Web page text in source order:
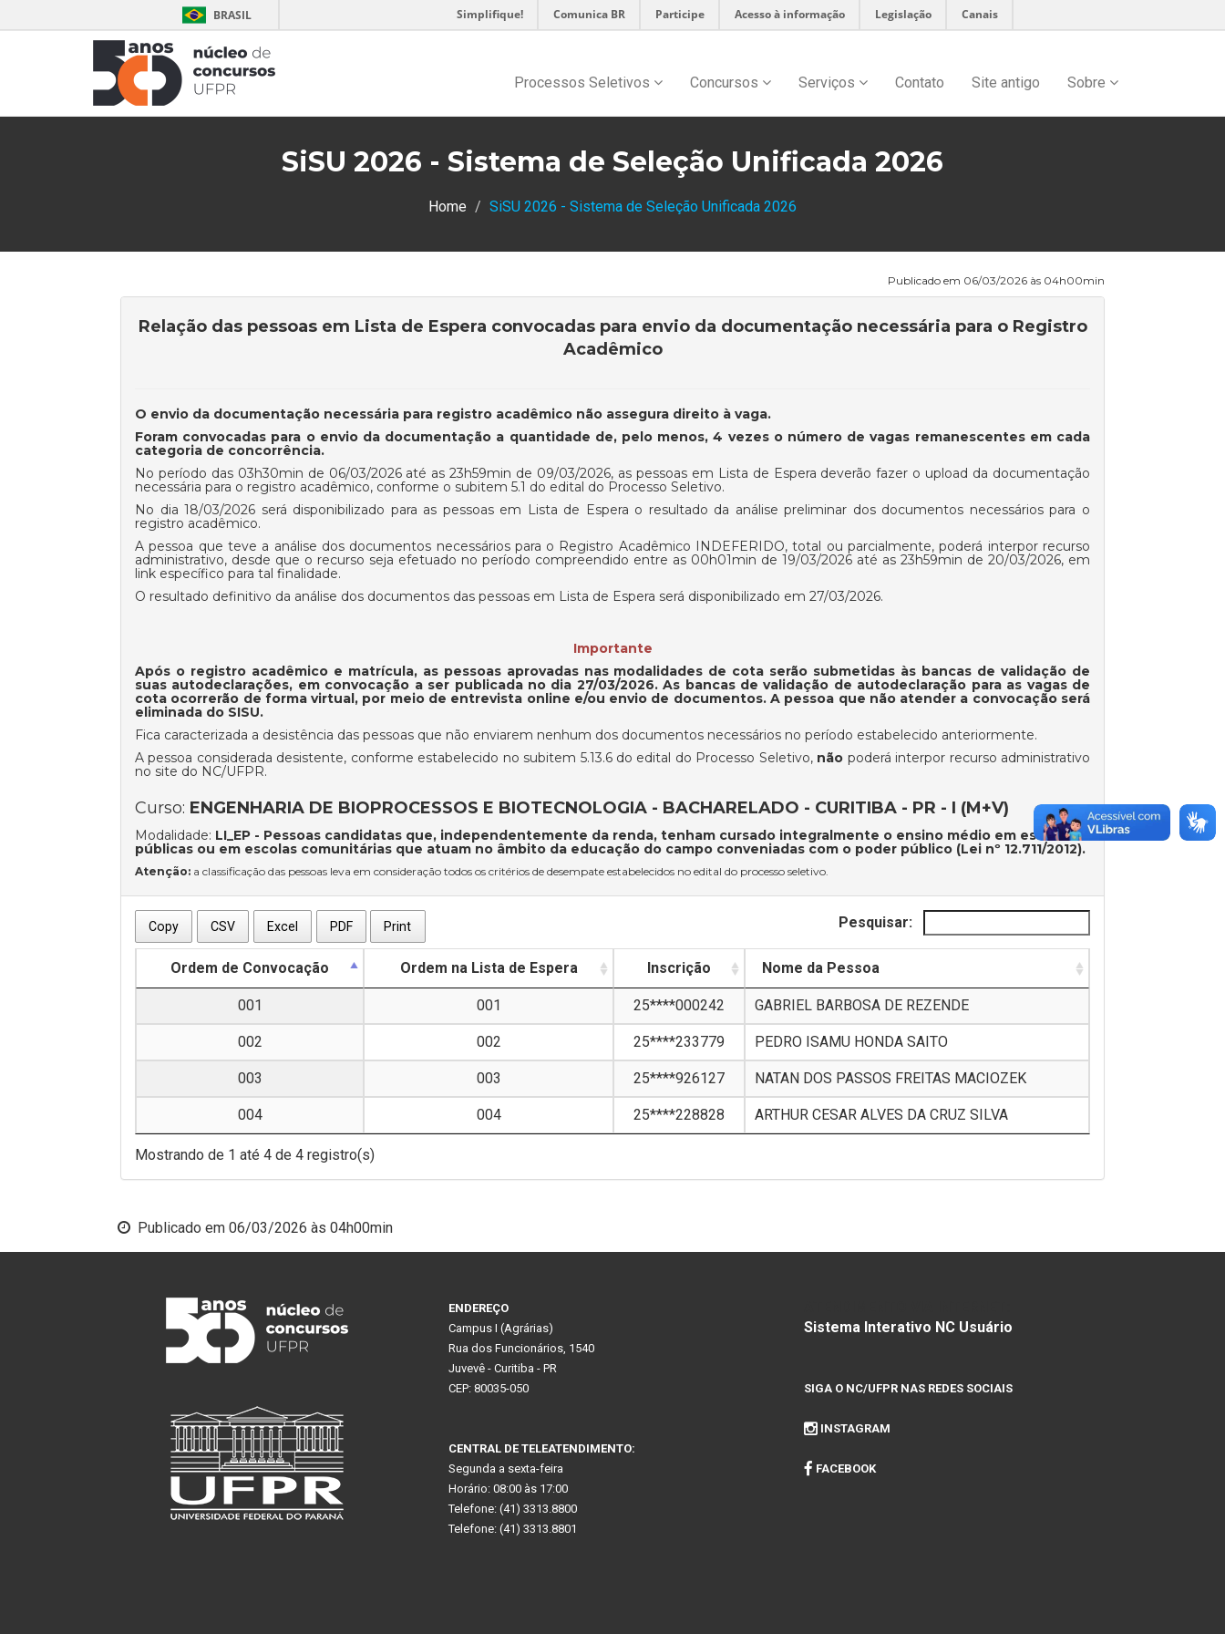
BRASIL Simplifique! Comunica BR Participe Acesso à informação Legislação Canais
Processos Seletivos Concursos Serviços Contato Site antigo Sobre
SiSU 2026 - Sistema de Seleção Unificada 2026
Home SiSU 2026 - Sistema de Seleção Unificada 2026
Publicado em 06/03/2026 às 04h00min
Relação das pessoas em Lista de Espera convocadas para envio da documentação necessária para o Registro
Acadêmico
O envio da documentação necessária para registro acadêmico não assegura direito à vaga.
Foram convocadas para o envio da documentação a quantidade de, pelo menos, 4 vezes o número de vagas remanescentes em cada
categoria de concorrência.
No período das 03h30min de 06/03/2026 até as 23h59min de 09/03/2026, as pessoas em Lista de Espera deverão fazer o upload da documentação
necessária para o registro acadêmico, conforme o subitem 5.1 do edital do Processo Seletivo.
No dia 18/03/2026 será disponibilizado para as pessoas em Lista de Espera o resultado da análise preliminar dos documentos necessários para o
registro acadêmico.
A pessoa que teve a análise dos documentos necessários para o Registro Acadêmico INDEFERIDO, total ou parcialmente, poderá interpor recurso
administrativo, desde que o recurso seja efetuado no período compreendido entre as 00h01min de 19/03/2026 até as 23h59min de 20/03/2026, em
link específico para tal finalidade.
O resultado definitivo da análise dos documentos das pessoas em Lista de Espera será disponibilizado em 27/03/2026.
Importante
Após o registro acadêmico e matrícula, as pessoas aprovadas nas modalidades de cota serão submetidas às bancas de validação de
suas autodeclarações, em convocação a ser publicada no dia 27/03/2026. As bancas de validação de autodeclaração para as vagas de
cota ocorrerão de forma virtual, por meio de entrevista online e/ou envio de documentos. A pessoa que não atender a convocação será
eliminada do SISU.
Fica caracterizada a desistência das pessoas que não enviarem nenhum dos documentos necessários no período estabelecido anteriormente.
A pessoa considerada desistente, conforme estabelecido no subitem 5.13.6 do edital do Processo Seletivo, não poderá interpor recurso administrativo
no site do NC/UFPR.
Curso: ENGENHARIA DE BIOPROCESSOS E BIOTECNOLOGIA - BACHARELADO - CURITIBA - PR - I (M+V)
Modalidade: LI_EP - Pessoas candidatas que, independentemente da renda, tenham cursado integralmente o ensino médio em escolas
públicas ou em escolas comunitárias que atuam no âmbito da educação do campo conveniadas com o poder público (Lei nº 12.711/2012).
Atenção: a classificação das pessoas leva em consideração todos os critérios de desempate estabelecidos no edital do processo seletivo.
Copy CSV Excel PDF Print Pesquisar:
Ordem de Convocação Ordem na Lista de Espera Inscrição Nome da Pessoa
001 001 25****000242 GABRIEL BARBOSA DE REZENDE
002 002 25****233779 PEDRO ISAMU HONDA SAITO
003 003 25****926127 NATAN DOS PASSOS FREITAS MACIOZEK
004 004 25****228828 ARTHUR CESAR ALVES DA CRUZ SILVA
Mostrando de 1 até 4 de 4 registro(s)
Publicado em 06/03/2026 às 04h00min
ENDEREÇO
Campus I (Agrárias)
Rua dos Funcionários, 1540
Juvevê - Curitiba - PR
CEP: 80035-050
CENTRAL DE TELEATENDIMENTO:
Segunda a sexta-feira
Horário: 08:00 às 17:00
Telefone: (41) 3313.8800
Telefone: (41) 3313.8801
Sistema Interativo NC Usuário
SIGA O NC/UFPR NAS REDES SOCIAIS
INSTAGRAM
FACEBOOK